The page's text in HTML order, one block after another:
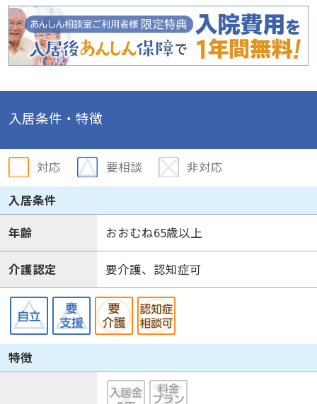
入居条件・特徴
対応 要相談
非対応
入居条件
年齢
おおむね65歳以上
介護認定 要介護、認知症可
特徴